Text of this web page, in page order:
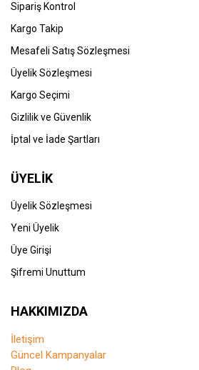
Sipariş Kontrol
Kargo Takip
Mesafeli Satış Sözleşmesi
Üyelik Sözleşmesi
Kargo Seçimi
Gizlilik ve Güvenlik
İptal ve İade Şartları
ÜYELİK
Üyelik Sözleşmesi
Yeni Üyelik
Üye Girişi
Şifremi Unuttum
HAKKIMIZDA
İletişim
Güncel Kampanyalar